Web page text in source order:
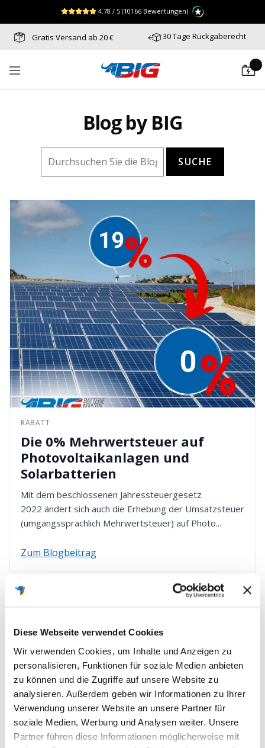
Diese Webseite verwendet Cookies
Wir verwenden Cookies, um Inhalte und Anzeigen zu
personalisieren, Funktionen für soziale Medien anbieten
zu können und die Zugriffe auf unsere Website zu
analysieren. Außerdem geben wir Informationen zu Ihrer
Verwendung unserer Website an unsere Partner für
soziale Medien, Werbung und Analysen weiter. Unsere
Partner führen diese Informationen möglicherweise mit
Zum Menü springen
Fußzeile springen
Barrierefreiheits-Widget öffnen
Inhalt
4.78 / 5 (10166 Bewertungen)
Gratis Versand ab 20 € 30 Tage Rückgaberecht
Navigation
Batterie-
Blog by BIG
SUCHE
RABATT
Die 0% Mehrwertsteuer auf
Photovoltaikanlagen und
Solarbatterien
Mit dem beschlossenen Jahressteuergesetz
2022 ändert sich auch die Erhebung der Umsatzsteuer
(umgangssprachlich Mehrwertsteuer) auf Photo...
Zum Blogbeitrag